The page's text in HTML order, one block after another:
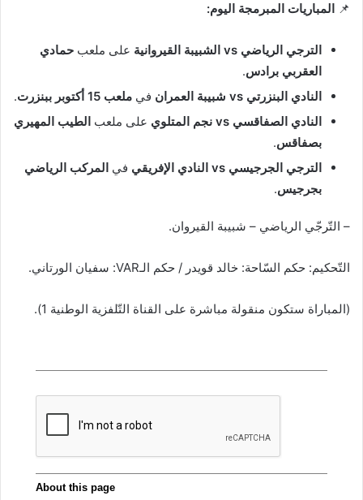
📌 المباريات المبرمجة اليوم:
الترجي الرياضي vs الشبيبة القيروانية على ملعب حمادي
العقربي برادس.
النادي البنزرتي vs شبيبة العمران
في ملعب 15 أكتوبر ببنزرت
.
النادي الصفاقسي vs نجم المتلوي
على ملعب الطيب المهيري
بصفاقس.
الترجي الجرجيسي vs النادي الإفريقي
في المركب الرياضي
بجرجيس.
– التّرجّي الرياضي – شبيبة القيروان.
التّحكيم: حكم السّاحة: خالد قويدر / حكم الـVAR: سفيان الورتاني.
(المباراة ستكون منقولة مباشرة على القناة التّلفزية الوطنية 1).